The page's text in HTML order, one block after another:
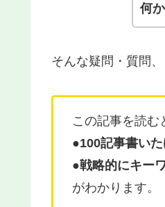
何
そんな疑問・質問、
この記事を読む
●100記事書い
●戦略的にキー
がわかります。